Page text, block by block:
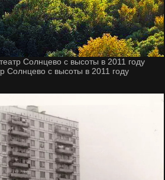
Солнцево с высоты в 2011 году
Солнцево с высоты в 2011 году